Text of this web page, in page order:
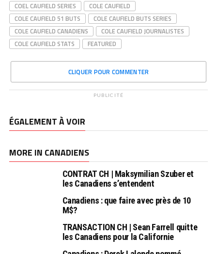
COEL CAUFIELD SERIES
COLE CAUFIELD
COLE CAUFIELD 51 BUTS
COLE CAUFIELD BUTS SERIES
COLE CAUFIELD CANADIENS
COLE CAUFIELD JOURNALISTES
COLE CAUFIELD STATS
FEATURED
CLIQUER POUR COMMENTER
PUBLICITÉ
ÉGALEMENT À VOIR
MORE IN CANADIENS
CONTRAT CH | Maksymilian Szuber et
les Canadiens s’entendent
Canadiens : que faire avec près de 10
M$?
TRANSACTION CH | Sean Farrell quitte
les Canadiens pour la Californie